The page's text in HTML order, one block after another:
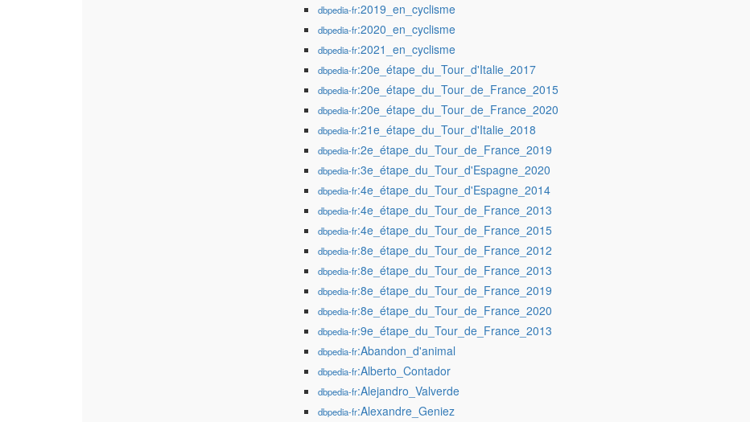
dbpedia-fr:2019_en_cyclisme
dbpedia-fr:2020_en_cyclisme
dbpedia-fr:2021_en_cyclisme
dbpedia-fr:20e_étape_du_Tour_d'Italie_2017
dbpedia-fr:20e_étape_du_Tour_de_France_2015
dbpedia-fr:20e_étape_du_Tour_de_France_2020
dbpedia-fr:21e_étape_du_Tour_d'Italie_2018
dbpedia-fr:2e_étape_du_Tour_de_France_2019
dbpedia-fr:3e_étape_du_Tour_d'Espagne_2020
dbpedia-fr:4e_étape_du_Tour_d'Espagne_2014
dbpedia-fr:4e_étape_du_Tour_de_France_2013
dbpedia-fr:4e_étape_du_Tour_de_France_2015
dbpedia-fr:8e_étape_du_Tour_de_France_2012
dbpedia-fr:8e_étape_du_Tour_de_France_2013
dbpedia-fr:8e_étape_du_Tour_de_France_2019
dbpedia-fr:8e_étape_du_Tour_de_France_2020
dbpedia-fr:9e_étape_du_Tour_de_France_2013
dbpedia-fr:Abandon_d'animal
dbpedia-fr:Alberto_Contador
dbpedia-fr:Alejandro_Valverde
dbpedia-fr:Alexandre_Geniez